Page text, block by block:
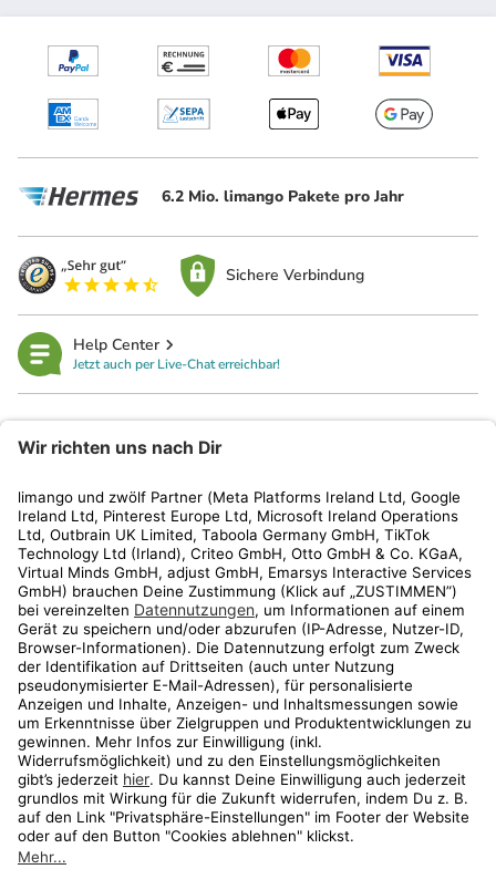
6.2 Mio. limango Pakete pro Jahr
Sichere Verbindung
Help Center
Jetzt auch per Live-Chat erreichbar!
Kundenservice
Shop
Aktionen
Travel